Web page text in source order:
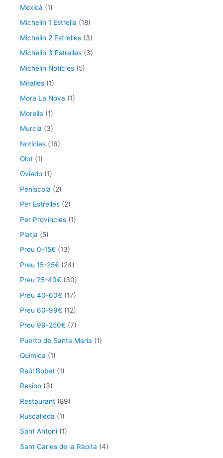
Mexicà (1)
Michelin 1 Estrella (18)
Michelin 2 Estrelles (3)
Michelin 3 Estrelles (3)
Michelin Notícies (5)
Miralles (1)
Mora La Nova (1)
Morella (1)
Murcia (3)
Notícies (16)
Olot (1)
Oviedo (1)
Peníscola (2)
Per Estrelles (2)
Per Províncies (1)
Platja (5)
Preu 0-15€ (13)
Preu 15-25€ (24)
Preu 25-40€ (30)
Preu 40-60€ (17)
Preu 60-99€ (12)
Preu 99-250€ (7)
Puerto de Santa Maria (1)
Quimica (1)
Raúl Bobet (1)
Resino (3)
Restaurant (89)
Ruscalleda (1)
Sant Antoni (1)
Sant Carles de la Ràpita (4)